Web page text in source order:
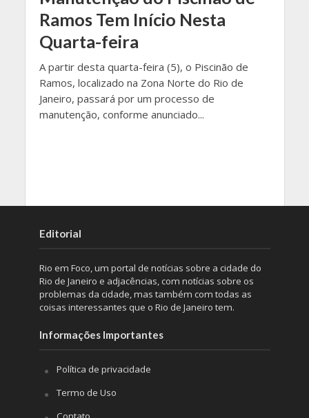
Ramos Tem Início Nesta
Quarta-feira
A partir desta quarta-feira (5), o Piscinão de
Ramos, localizado na Zona Norte do Rio de
Janeiro, passará por um processo de
manutenção, conforme anunciado...
Editorial
Rio em Foco, um portal de notícias sobre a cidade do
Rio de Janeiro e adjacências, com notícias sobre os
problemas da cidade, mas também com todas as
coisas interessantes que o Rio de Janeiro tem.
Informações Importantes
Política de privacidade
Termo de Uso